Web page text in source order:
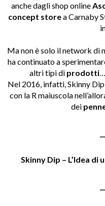
anche dagli shop online
concept storea Carnaby
Ma non è solo il network di
ha continuato a
altri tipi di prodotti
Nel 2016, infatti, Skinny
con la R maiuscola
dei
Skinny Dip – L’Idea